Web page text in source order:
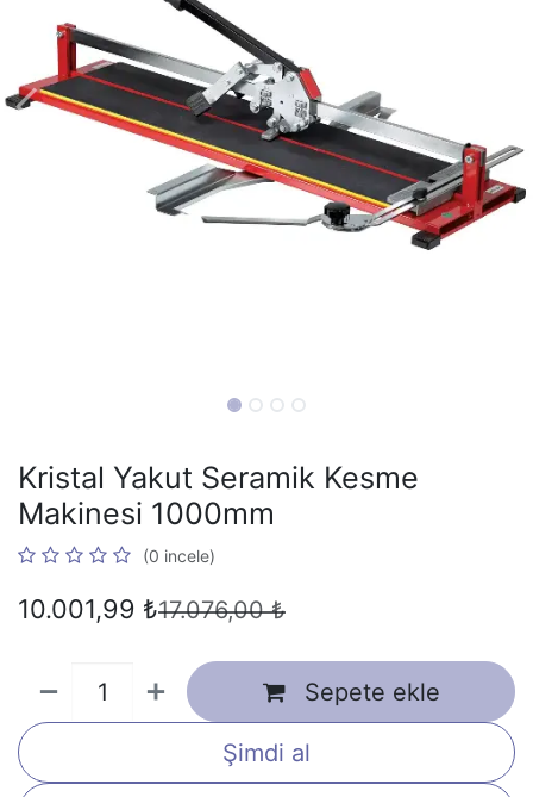
Kristal Yakut Seramik Kesme
Makinesi 1000mm
(0 incele)
10.001,99 ₺17.076,00₺
Sepete ekle
Şimdi al